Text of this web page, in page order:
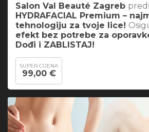
Salon Val Beauté Zagreb
HYDRAFACIAL Premium –
tehnologiju za tvoje lice!
efekt bez potrebe za
Dođi i ZABLISTAJ!
SUPER CIJENA
99,00 €